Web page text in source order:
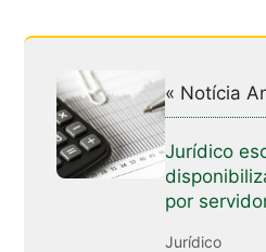
« Notícia
Jurídico
por
Jurídico